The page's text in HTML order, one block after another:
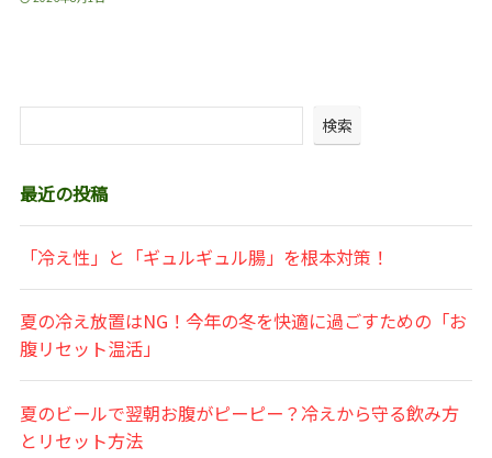
検索
最近の投稿
「冷え性」と「ギュルギュル腸」を根本対策！
夏の冷え放置はNG！今年の冬を快適に過ごすための「お
腹リセット温活」
夏のビールで翌朝お腹がピーピー？冷えから守る飲み方
とリセット方法